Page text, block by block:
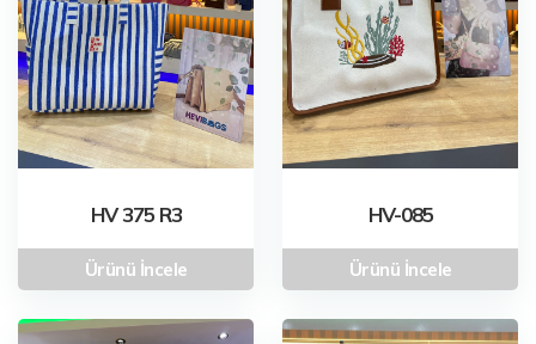
HV 375 R3
Ürünü İncele
HV-085
Ürünü İncele